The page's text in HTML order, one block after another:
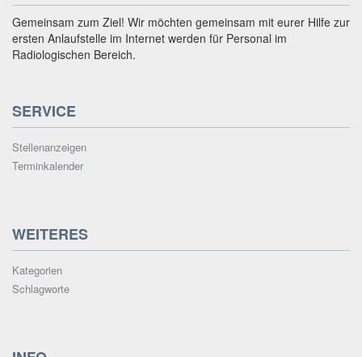
Gemeinsam zum Ziel! Wir möchten gemeinsam mit eurer Hilfe zur
ersten Anlaufstelle im Internet werden für Personal im
Radiologischen Bereich.
SERVICE
Stellenanzeigen
Terminkalender
WEITERES
Kategorien
Schlagworte